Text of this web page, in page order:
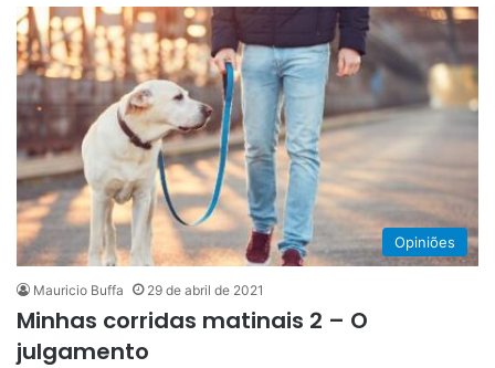
Opiniões
Mauricio Buffa 29 de abril de 2021
Minhas corridas matinais 2 – O
julgamento